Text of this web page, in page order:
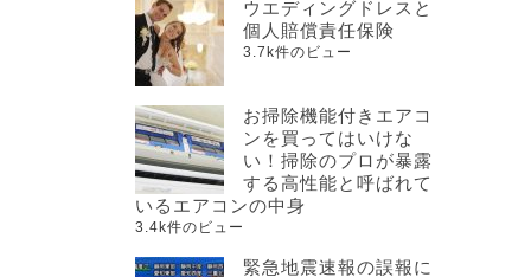
ウエディングドレスと
個人賠償責任保険
3.7k件のビュー
お掃除機能付きエアコ
ンを買ってはいけな
い！掃除のプロが暴露
する高性能と呼ばれて
いるエアコンの中身
3.4k件のビュー
緊急地震速報の誤報に